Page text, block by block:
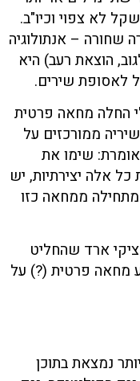
לא צפוי וכיו"ב.
– אנתולוגיה
הוצאת רעב) היא
לאסופת שירים.
החלה מחאה פרטית
ממורכזים על
שימו את
אלה יצירתיות, יש
ממחאה כזו
ארד שהחליט
מחאה פרטית (?) על
נמצאת בתוכן